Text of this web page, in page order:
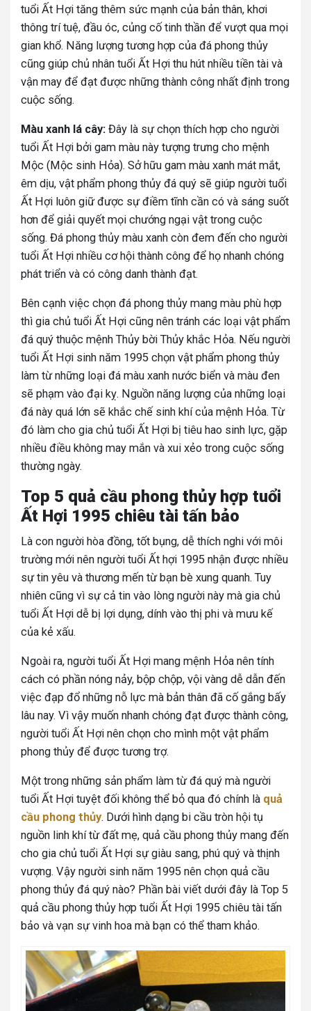
tuổi Ất Hợi tăng thêm sức mạnh của bản thân, khơi
thông trí tuệ, đầu óc, củng cố tinh thần để vượt qua mọi
gian khổ. Năng lượng tương hợp của đá phong thủy
cũng giúp chủ nhân tuổi Ất Hợi thu hút nhiều tiền tài và
vận may để đạt được những thành công nhất định trong
cuộc sống.
Màu xanh lá cây: Đây là sự chọn thích hợp cho người
tuổi Ất Hợi bởi gam màu này tượng trưng cho mệnh
Mộc (Mộc sinh Hỏa). Sở hữu gam màu xanh mát mắt,
êm dịu, vật phẩm phong thủy đá quý sẽ giúp người tuổi
Ất Hợi luôn giữ được sự điềm tĩnh cần có và sáng suốt
hơn để giải quyết mọi chướng ngại vật trong cuộc
sống. Đá phong thủy màu xanh còn đem đến cho người
tuổi Ất Hợi nhiều cơ hội thành công để họ nhanh chóng
phát triển và có công danh thành đạt.
Bên cạnh việc chọn đá phong thủy mang màu phù hợp
thì gia chủ tuổi Ất Hợi cũng nên tránh các loại vật phẩm
đá quý thuộc mệnh Thủy bời Thủy khắc Hỏa. Nếu người
tuổi Ất Hợi sinh năm 1995 chọn vật phẩm phong thủy
làm từ những loại đá màu xanh nước biển và màu đen
sẽ phạm vào đại kỵ. Nguồn năng lượng của những loại
đá này quá lớn sẽ khắc chế sinh khí của mệnh Hỏa. Từ
đó làm cho gia chủ tuổi Ất Hợi bị tiêu hao sinh lực, gặp
nhiều điều không may mắn và xui xẻo trong cuộc sống
thường ngày.
Top 5 quả cầu phong thủy hợp tuổi
Ất Hợi 1995 chiêu tài tấn bảo
Là con người hòa đồng, tốt bụng, dễ thích nghi với môi
trường mới nên người tuổi Ất hợi 1995 nhận được nhiều
sự tin yêu và thương mến từ bạn bè xung quanh. Tuy
nhiên cũng vì sự cả tin vào lòng người này mà gia chủ
tuổi Ất Hợi dễ bị lợi dụng, dính vào thị phi và mưu kế
của kẻ xấu.
Ngoài ra, người tuổi Ất Hợi mang mệnh Hỏa nên tính
cách có phần nóng nảy, bộp chộp, vội vàng dễ dẫn đến
việc đạp đổ những nỗ lực mà bản thân đã cố gắng bấy
lâu nay. Vì vậy muốn nhanh chóng đạt được thành công,
người tuổi Ất Hợi nên chọn cho mình một vật phẩm
phong thủy để được tương trợ.
Một trong những sản phẩm làm từ đá quý mà người
tuổi Ất Hợi tuyệt đối không thể bỏ qua đó chính là quả
cầu phong thủy. Dưới hình dạng bi cầu tròn hội tụ
nguồn linh khí từ đất mẹ, quả cầu phong thủy mang đến
cho gia chủ tuổi Ất Hợi sự giàu sang, phú quý và thịnh
vượng. Vậy người sinh năm 1995 nên chọn quả cầu
phong thủy đá quý nào? Phần bài viết dưới đây là Top 5
quả cầu phong thủy hợp tuổi Ất Hợi 1995 chiêu tài tấn
bảo và vạn sự vinh hoa mà bạn có thể tham khảo.